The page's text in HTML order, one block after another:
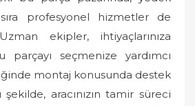
sıra profesyonel hizmetler de
ekipler, ihtiyaçlarınıza
seçmenize yardımcı
montaj konusunda destek
şekilde, aracınızın tamir süreci